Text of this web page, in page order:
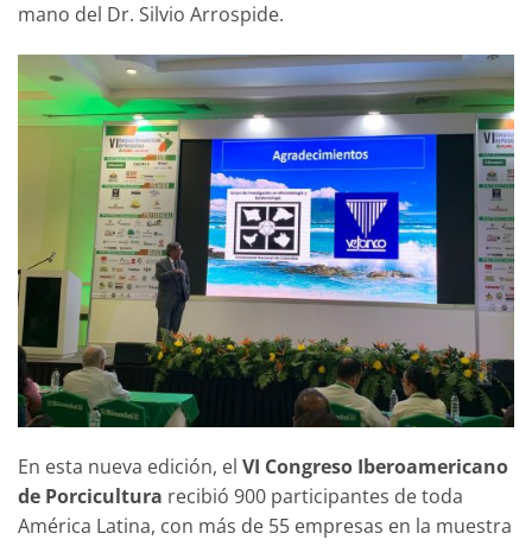
mano del Dr. Silvio Arrospide.
En esta nueva edición, el VI Congreso Iberoamericano
de Porcicultura recibió 900 participantes de toda
América Latina, con más de 55 empresas en la muestra